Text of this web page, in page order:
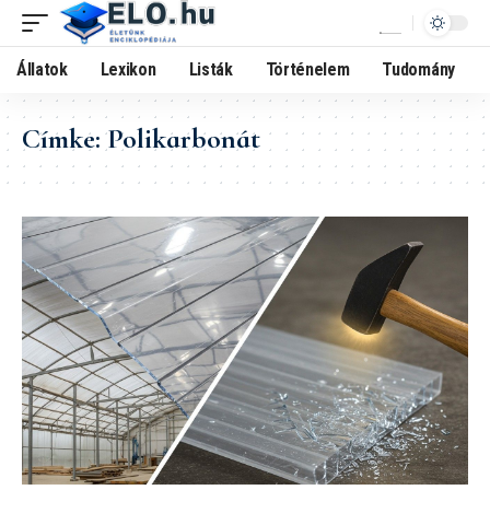
Állatok Lexikon Listák Történelem Tudomány
Címke:Polikarbonát